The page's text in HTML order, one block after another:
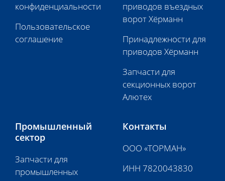
конфиденциальности
Пользовательское
соглашение
приводов въездных
ворот Хёрманн
Принадлежности для
приводов Хёрманн
Запчасти для
секционных ворот
Алютех
Промышленный
сектор
Запчасти для
промышленных
Контакты
ООО «ТОРМАН»
ИНН 7820043830